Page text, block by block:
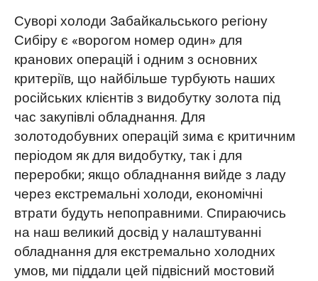
Суворі холоди Забайкальського регіону
Сибіру є «ворогом номер один» для
кранових операцій і одним з основних
критеріїв, що найбільше турбують наших
російських клієнтів з видобутку золота під
час закупівлі обладнання. Для
золотодобувних операцій зима є критичним
періодом як для видобутку, так і для
переробки; якщо обладнання вийде з ладу
через екстремальні холоди, економічні
втрати будуть непоправними. Спираючись
на наш великий досвід у налаштуванні
обладнання для екстремально холодних
умов, ми піддали цей підвісний мостовий